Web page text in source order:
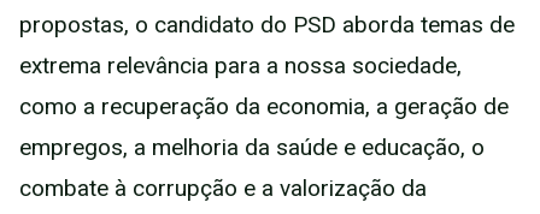
propostas, o candidato do PSD aborda temas de
extrema relevância para a nossa sociedade,
como a recuperação da economia, a geração de
empregos, a melhoria da saúde e educação, o
combate à corrupção e a valorização da